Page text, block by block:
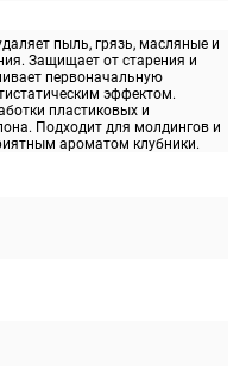
пыль, грязь, масляные и
Защищает от старения и
первоначальную
эффектом.
пластиковых и
Подходит для молдингов и
ароматом клубники.